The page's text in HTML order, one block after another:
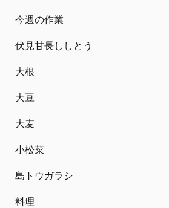
今週の作業
伏見甘長ししとう
大根
大豆
大麦
小松菜
島トウガラシ
料理